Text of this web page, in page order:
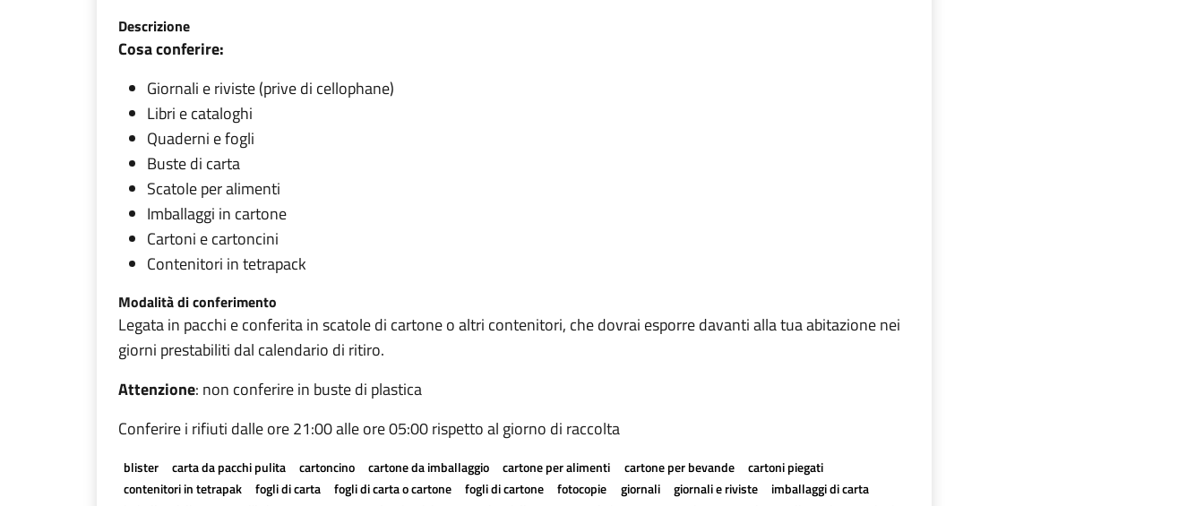
Descrizione
Cosa conferire:
Giornali e riviste (prive di cellophane)
Libri e cataloghi
Quaderni e fogli
Buste di carta
Scatole per alimenti
Imballaggi in cartone
Cartoni e cartoncini
Contenitori in tetrapack
Modalità di conferimento
Legata in pacchi e conferita in scatole di cartone o altri contenitori, che dovrai esporre davanti alla tua abitazione nei
giorni prestabiliti dal calendario di ritiro.
Attenzione: non conferire in buste di plastica
Conferire i rifiuti dalle ore 21:00 alle ore 05:00 rispetto al giorno di raccolta
blister carta da pacchi pulita cartoncino cartone da imballaggio cartone per alimenti cartone per bevande
cartoni piegati
contenitori in tetrapak
fogli di carta fogli di carta o cartone fogli di cartone fotocopie giornali giornali e riviste
imballaggi di carta